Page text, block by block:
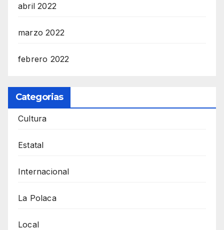
abril 2022
marzo 2022
febrero 2022
Categorias
Cultura
Estatal
Internacional
La Polaca
Local